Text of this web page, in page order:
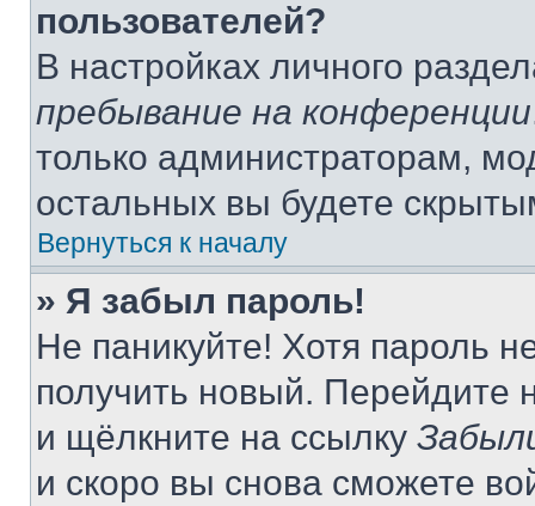
пользователей?
В настройках личного
пребывание на конференции
только администраторам,
остальных вы будете
Вернуться к началу
» Я забыл пароль!
Не паникуйте! Хотя пароль
получить новый. Перейдите
и щёлкните на ссылку
и скоро вы снова сможете